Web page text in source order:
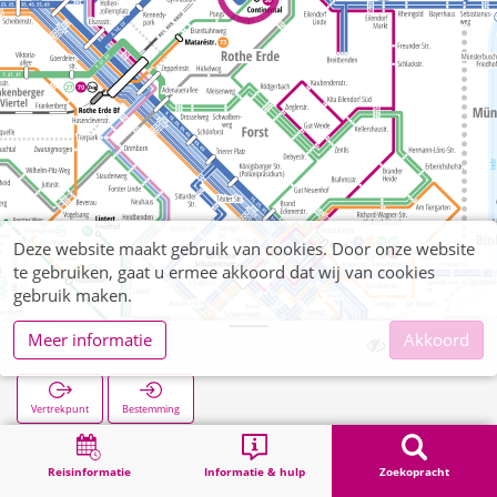
Reisinformatie Informatie & hulp Zoekopracht
Continental
Vertrekpunt Bestemming
Zoekopracht
Deze website maakt gebruik van cookies. Door onze website
te gebruiken, gaat u ermee akkoord dat wij van cookies
gebruik maken.
Meer informatie
Akkoord